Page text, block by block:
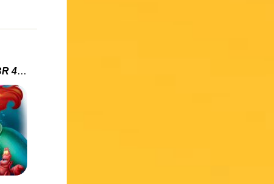
Critique édition signature BR 4k de La Petite Sirène